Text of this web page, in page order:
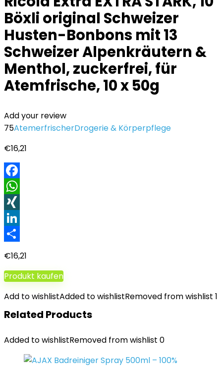
Böxli original Schweizer
Husten-Bonbons mit 13
Schweizer Alpenkräutern &
Menthol, zuckerfrei, für
Atemfrische, 10 x 50g
Add your review
75AtemerfrischerDrogerie & Körperpflege
€16,21
Facebook
WhatsApp
XING
LinkedIn
€16,21
Produkt kaufen
Add to wishlistAdded to wishlistRemoved from wishlist 1
Related Products
Added to wishlistRemoved from wishlist 0